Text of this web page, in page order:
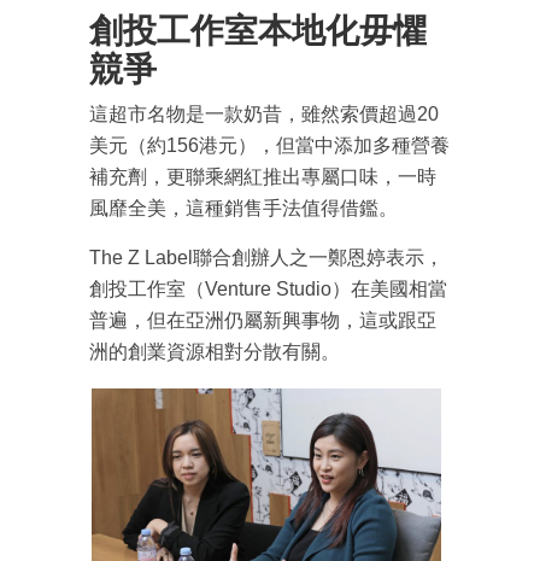
創投工作室本地化毋懼
競爭
這超市名物是一款奶昔，雖然索價超過20
美元（約156港元），但當中添加多種營養
補充劑，更聯乘網紅推出專屬口味，一時
風靡全美，這種銷售手法值得借鑑。
The Z Label聯合創辦人之一鄭恩婷表示，
創投工作室（Venture Studio）在美國相當
普遍，但在亞洲仍屬新興事物，這或跟亞
洲的創業資源相對分散有關。